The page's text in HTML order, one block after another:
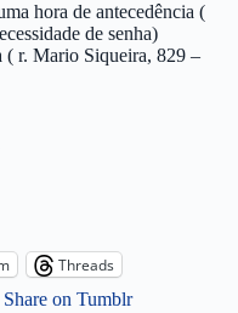
hora de antecedência (
de senha)
( r. Mario Siqueira, 829 –
Threads
Share on Tumblr